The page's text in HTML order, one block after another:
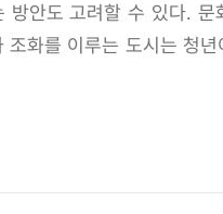
방안도 고려할 수 있다.
화를 이루는 도시는 청